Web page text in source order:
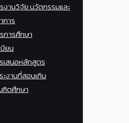
งานวิจัย นวัตกรรมและ
การ
การศึกษา
บียน
เสนอหลักสูตร
ะงานที่สอนเกิน
ตศึกษา